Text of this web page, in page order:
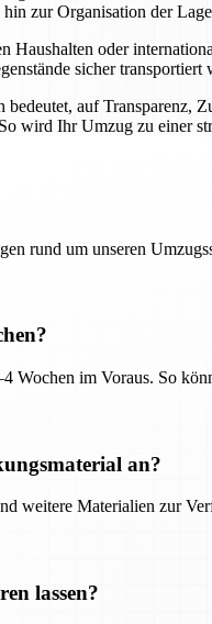
zur Organisation der
Haushalten oder
sicher
auf Transparenz,
wird Ihr Umzug zu einer
rund um unseren
Wochen im Voraus. So
an?
weitere Materialien zur
lassen?